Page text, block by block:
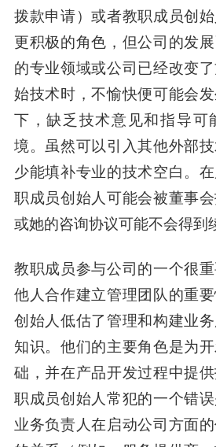
拨款申请）或者教职成员创
更积极的角色，但公司的发
的专业领域或公司已经改变
始技术时，不愉快便可能会
下，缺乏技术意见和指导可
境。虽然可以引入其他外部
少能填补专业的技术空白。
职成员创始人可能会被董事
或她的咨询协议可能不会得到
教职成员参与公司的一个很
他人合作建立管理团队的重
创始人低估了管理和构建业
知识。他们的主要角色是为
础，并在产品开发过程中提
职成员创始人常犯的一个错
业务负责人在启动公司方面